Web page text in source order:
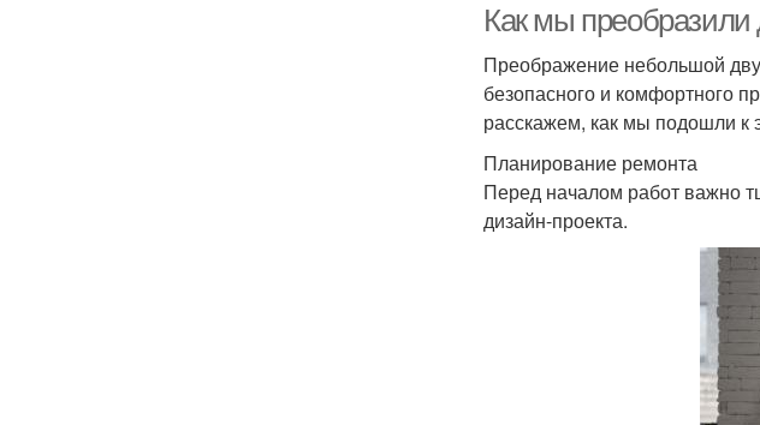
Как мы
Преображение небольшой
безопасного и комфортного
расскажем, как мы подошли к
Планирование ремонта
Перед началом работ важно
дизайн-проекта.